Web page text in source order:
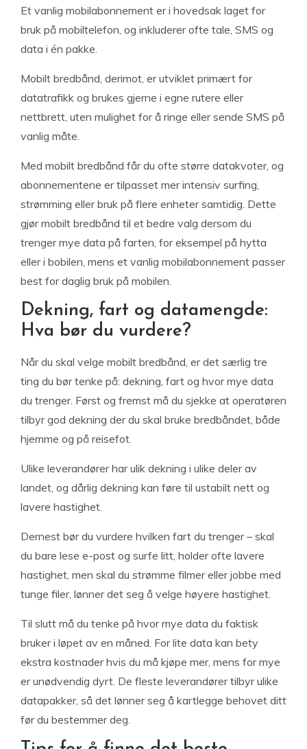
Et vanlig mobilabonnement er i hovedsak laget for
bruk på mobiltelefon, og inkluderer ofte tale, SMS og
data i én pakke.
Mobilt bredbånd, derimot, er utviklet primært for
datatrafikk og brukes gjerne i egne rutere eller
nettbrett, uten mulighet for å ringe eller sende SMS på
vanlig måte.
Med mobilt bredbånd får du ofte større datakvoter, og
abonnementene er tilpasset mer intensiv surfing,
strømming eller bruk på flere enheter samtidig. Dette
gjør mobilt bredbånd til et bedre valg dersom du
trenger mye data på farten, for eksempel på hytta
eller i bobilen, mens et vanlig mobilabonnement passer
best for daglig bruk på mobilen.
Dekning, fart og datamengde:
Hva bør du vurdere?
Når du skal velge mobilt bredbånd, er det særlig tre
ting du bør tenke på: dekning, fart og hvor mye data
du trenger. Først og fremst må du sjekke at operatøren
tilbyr god dekning der du skal bruke bredbåndet, både
hjemme og på reisefot.
Ulike leverandører har ulik dekning i ulike deler av
landet, og dårlig dekning kan føre til ustabilt nett og
lavere hastighet.
Dernest bør du vurdere hvilken fart du trenger – skal
du bare lese e-post og surfe litt, holder ofte lavere
hastighet, men skal du strømme filmer eller jobbe med
tunge filer, lønner det seg å velge høyere hastighet.
Til slutt må du tenke på hvor mye data du faktisk
bruker i løpet av en måned. For lite data kan bety
ekstra kostnader hvis du må kjøpe mer, mens for mye
er unødvendig dyrt. De fleste leverandører tilbyr ulike
datapakker, så det lønner seg å kartlegge behovet ditt
før du bestemmer deg.